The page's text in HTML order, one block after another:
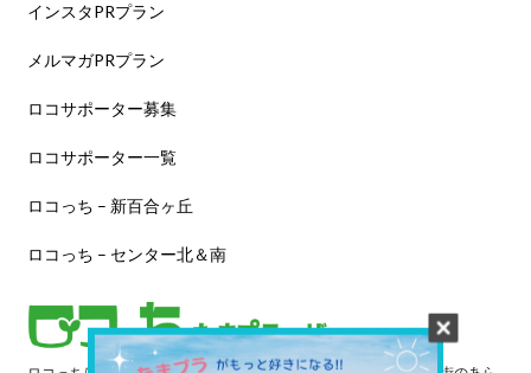
インスタPRプラン
メルマガPRプラン
ロコサポーター募集
ロコサポーター一覧
ロコっち – 新百合ヶ丘
ロコっち – センター北＆南